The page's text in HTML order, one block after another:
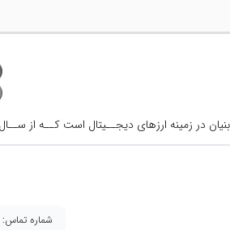
ارزهای دیجــیتال است کــه از ســال ۱۳۹۷ بــا هــدف فراهم
شماره تماس: